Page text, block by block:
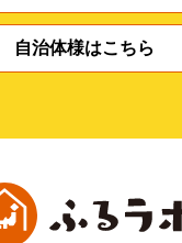
自治体様はこちら